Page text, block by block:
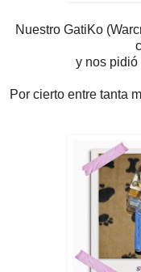
Nuestro GatiKo
y nos pidió
Por cierto entre tanta